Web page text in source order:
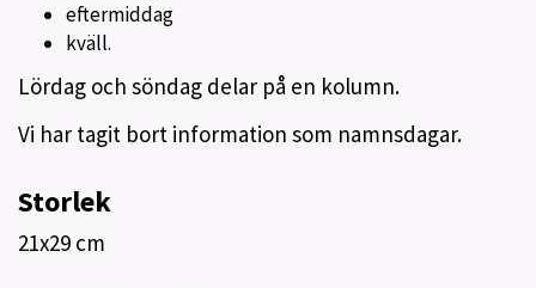
eftermiddag
kväll.
Lördag och söndag delar på en kolumn.
Vi har tagit bort information som namnsdagar.
Storlek
21x29 cm